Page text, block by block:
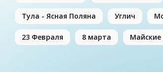
Тула - Ясная Поляна Углич
23 Февраля 8 марта Майские